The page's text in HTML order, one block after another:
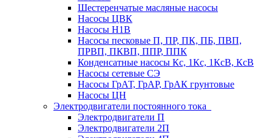
Шестеренчатые масляные насосы
Насосы ЦВК
Насосы Н1В
Насосы песковые П, ПР, ПК, ПБ, ПВП,
ПРВП, ПКВП, ППР, ППК
Конденсатные насосы Кс, 1Кс, 1КсВ, КсВ
Насосы сетевые СЭ
Насосы ГрАТ, ГрАР, ГрАК грунтовые
Насосы ЦН
Электродвигатели постоянного тока
Электродвигатели П
Электродвигатели 2П